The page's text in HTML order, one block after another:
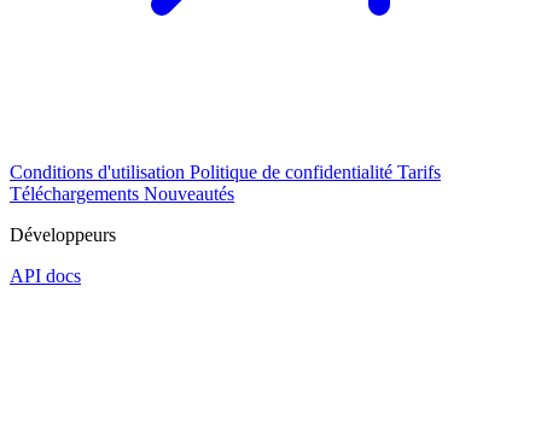
Conditions d'utilisation Politique de confidentialité Tarifs
Téléchargements Nouveautés
Développeurs
API docs